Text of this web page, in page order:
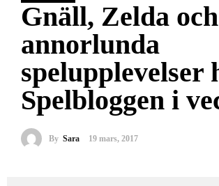
Gnäll, Zelda och
annorlunda
spelupplevelser
Spelbloggen i
By Sara 19 mars, 2017